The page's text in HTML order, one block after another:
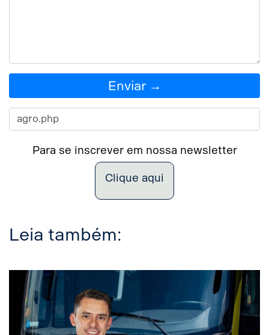
Enviar →
Para se inscrever em nossa newsletter
Clique aqui
Leia também: